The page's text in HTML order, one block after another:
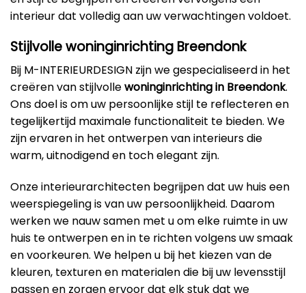
interieur dat volledig aan uw verwachtingen voldoet.
Stijlvolle woninginrichting Breendonk
Bij M-INTERIEURDESIGN zijn we gespecialiseerd in het
creëren van stijlvollewoninginrichting in Breendonk.
Ons doel is om uw persoonlijke stijl te reflecteren en
tegelijkertijd maximale functionaliteit te bieden. We
zijn ervaren in het ontwerpen van interieurs die
warm, uitnodigend en toch elegant zijn.
Onze interieurarchitecten begrijpen dat uw huis een
weerspiegeling is van uw persoonlijkheid. Daarom
werken we nauw samen met u om elke ruimte in uw
huis te ontwerpen en in te richten volgens uw smaak
en voorkeuren. We helpen u bij het kiezen van de
kleuren, texturen en materialen die bij uw levensstijl
passen en zorgen ervoor dat elk stuk dat we